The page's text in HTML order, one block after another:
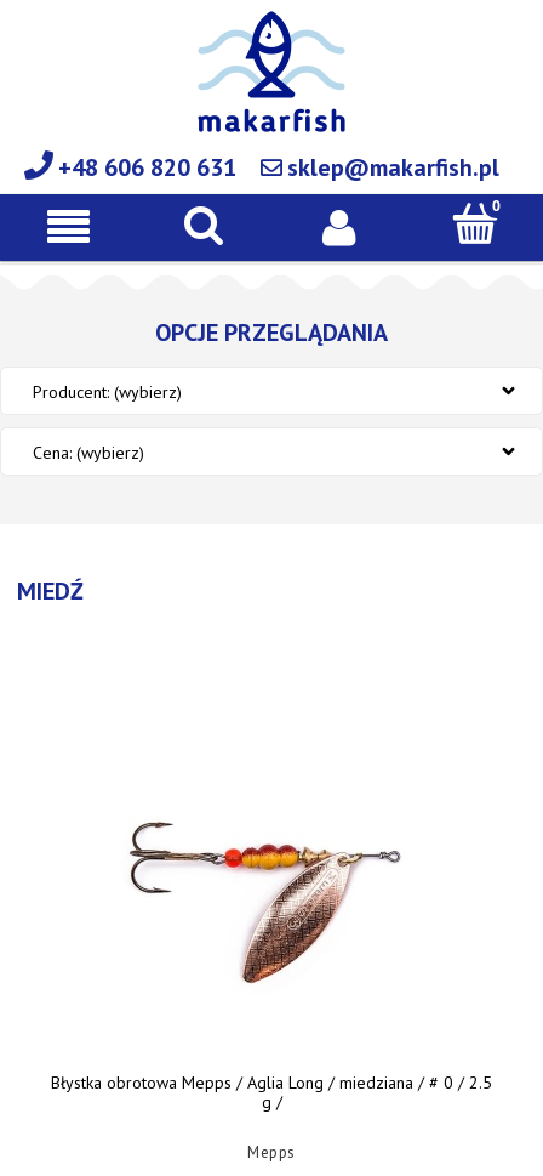
+48 606 820 631 sklep@makarfish.pl
OPCJE PRZEGLĄDANIA
Producent: (wybierz)
Cena: (wybierz)
MIEDŹ
Błystka obrotowa Mepps / Aglia Long / miedziana / # 0 / 2.5
g /
Mepps